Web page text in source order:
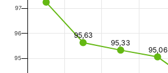
95,63
95,33
95,06
95
96
97